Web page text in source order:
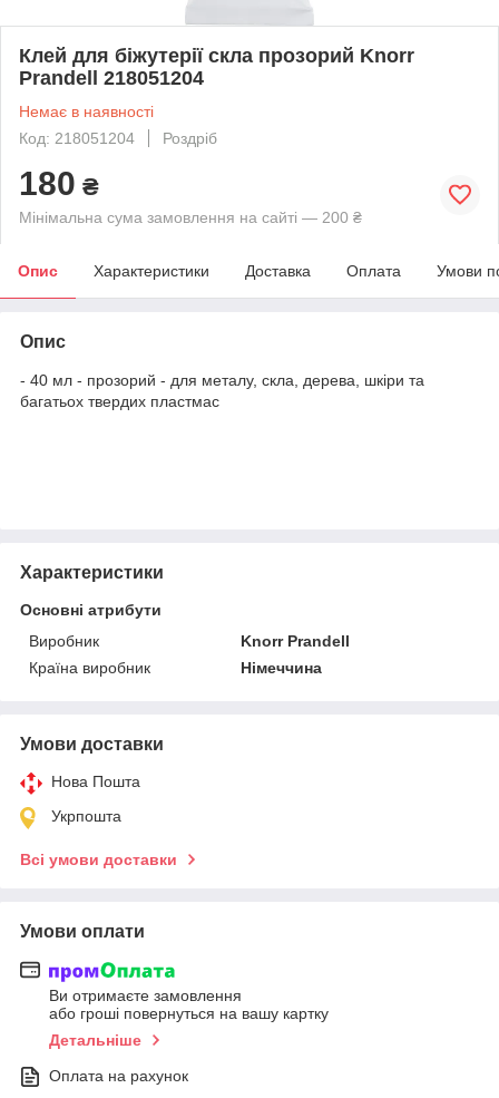
Клей для біжутерії скла прозорий Knorr
Prandell 218051204
Немає в наявності
Код: 218051204
Роздріб
180 ₴
Мінімальна сума замовлення на сайті — 200 ₴
Опис Характеристики Доставка Оплата Умови
Опис
- 40 мл - прозорий - для металу, скла, дерева, шкіри та
багатьох твердих пластмас
Характеристики
Основні атрибути
Виробник
Knorr Prandell
Країна виробник
Німеччина
Умови доставки
Нова Пошта
Укрпошта
Всі умови доставки
Умови оплати
Ви отримаєте замовлення
або гроші повернуться на вашу картку
Детальніше
Оплата на рахунок